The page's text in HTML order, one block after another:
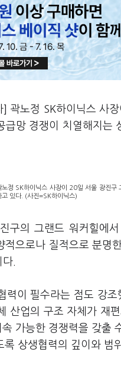
] 곽노정 SK하이닉스 사
급망 경쟁이 치열해지는
노정 SK하이닉스 사장이 20일 서울 광진구
고 있다. (사진=SK하이닉스)
구의 그랜드 워커힐에
적으로나 질적으로 분
.
력이 필수라는 점도 강
산업의 구조 자체가 재
가능한 경쟁력을 갖출
상생협력의 깊이와 범